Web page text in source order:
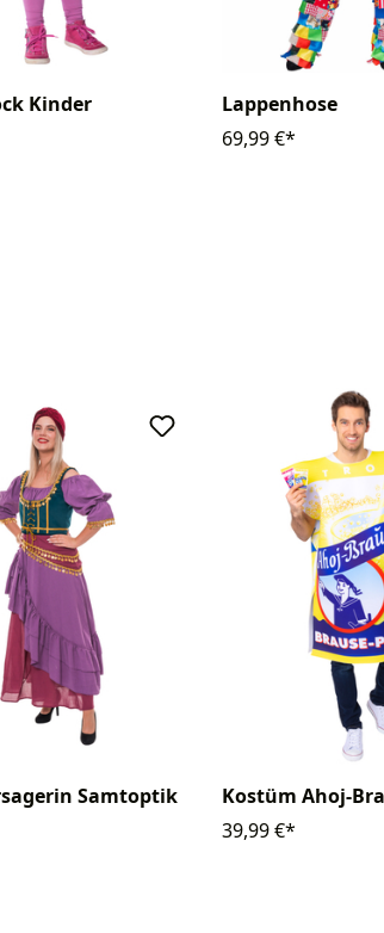
Kinder
Lappenhose
69,99 €*
Samtoptik
Kostüm Ahoj-
39,99 €*